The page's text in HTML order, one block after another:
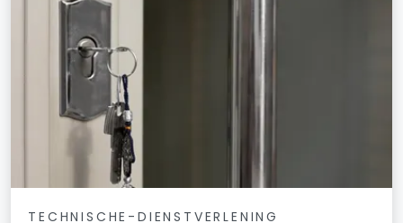
TECHNISCHE-DIENSTVERLENING